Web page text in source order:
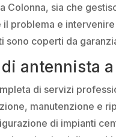
Colonna, sia che
problema e
sono coperti da
antennista
di servizi
manutenzione e
di impianti